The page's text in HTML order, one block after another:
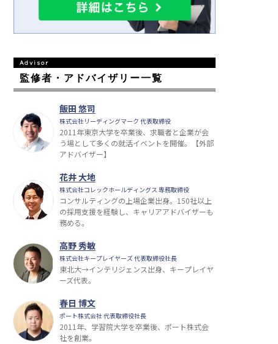
監修者・アドバイザリー一覧
飯田 悠司
株式会社リーディングマーク 代表取締役
2011年東京大学を卒業後、求職者と企業が会
う場として多くの就活イベントを開催。【外部
アドバイザー】
花井 大地
株式会社コレックホールディングス 専務取締役
コンサルティングの上場企業出身。150社以上
の採用支援を経験し、キャリアアドバイザーも
務める。
高野 秀敏
株式会社キープレイヤーズ 代表取締役社長
東北大→インテリジェンス出身、キープレイヤ
ーズ代表。
春日 博文
ポート株式会社 代表取締役社長
2011年、学習院大学を卒業後、ポート株式会
社を創業。